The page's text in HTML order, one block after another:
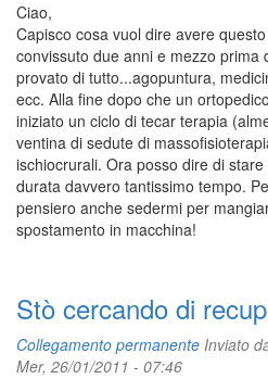
Ciao,
Capisco cosa vuol dire avere
convissuto due anni e mezzo prima
provato di tutto...agopuntura,
ecc. Alla fine dopo che un
iniziato un ciclo di tecar terapia
ventina di sedute di
ischiocrurali. Ora posso dire di
durata davvero tantissimo tempo.
pensiero anche sedermi per
spostamento in macchina!
Stò cercando di
Collegamento permanente Inviato
Mer, 26/01/2011 - 07:46